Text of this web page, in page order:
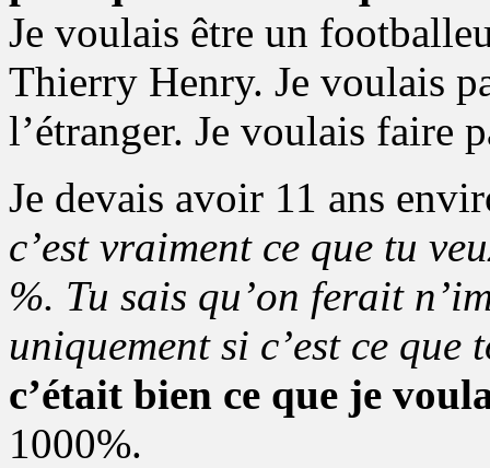
Je voulais être un
Thierry Henry. Je voulais
l’étranger. Je voulais faire
Je devais avoir 11 ans
c’est vraiment ce que tu
%. Tu sais qu’on ferait
uniquement si c’est ce que
c’était bien ce que je
1000%.